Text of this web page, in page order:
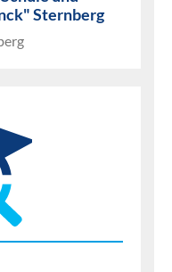
Sternberg